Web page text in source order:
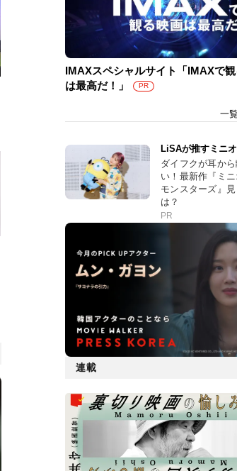
IMAXスペシャルサイト「IMAXで
は最高だ！」
PR
一
LiSAが推すミニ
ダイフクが耳か
い！最新作『ミ
モンスターズ』
は？
PR
連載